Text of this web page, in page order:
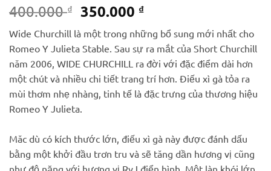
400.000₫ Giá
gốc
là:
400.000 ₫.
350.000 ₫Giá
hiện
tại
là:
350.000 ₫.
Wide Churchill là một trong những bổ sung mới nhất cho
Romeo Y Julieta Stable. Sau sự ra mắt của Short Churchill
năm 2006, WIDE CHURCHILL ra đời với đặc điểm dài hơn
một chút và nhiều chi tiết trang trí hơn. Điếu xì gà tỏa ra
mùi thơm nhẹ nhàng, tinh tế là đặc trưng của thương hiệu
Romeo Y Julieta.
Măc dù có kích thước lớn, điếu xì gà này được đánh dấu
bằng một khởi đầu trơn tru và sẽ tăng dần hương vị cũng
như độ nặng với hương vị RyJ điển hình. Một làn khói lớn,